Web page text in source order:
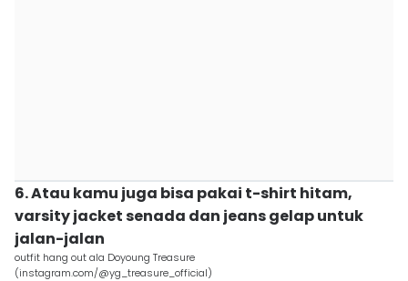
6. Atau kamu juga bisa pakai t-shirt hitam,
varsity jacket senada dan jeans gelap untuk
jalan-jalan
outfit hang out ala Doyoung Treasure
(instagram.com/@yg_treasure_official)